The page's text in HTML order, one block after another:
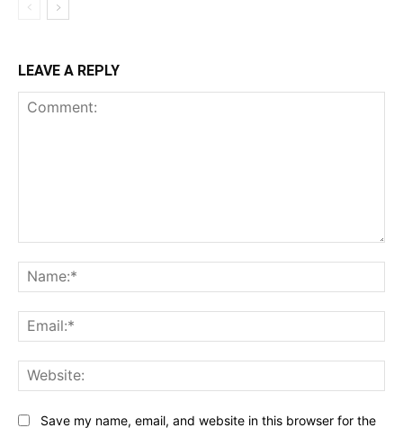
LEAVE A REPLY
Save my name, email, and website in this browser for the